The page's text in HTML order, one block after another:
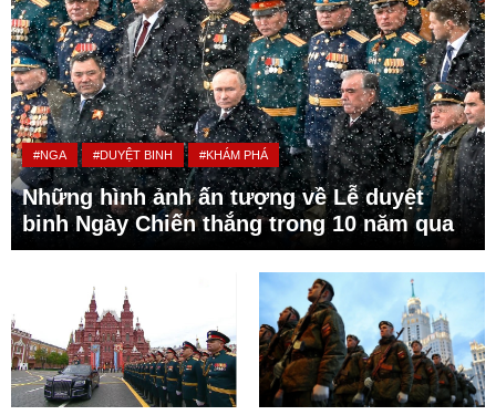
#NGA #DUYỆT BINH #KHÁM PHÁ
Những hình ảnh ấn tượng về Lễ duyệt
binh Ngày Chiến thắng trong 10 năm qua